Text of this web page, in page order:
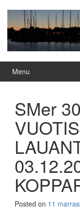
content
main
menu
Menu
SMer
Posted on 11